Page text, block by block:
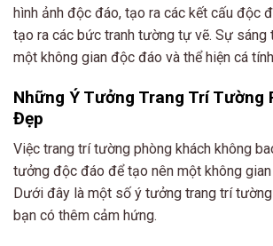
hình ảnh độc đáo, tạo ra các kết cấu độc
tạo ra các bức tranh tường tự vẽ. Sự sáng
một không gian độc đáo và thể hiện cá
Những Ý Tưởng Trang Trí Tường
Đẹp
Việc trang trí tường phòng khách không
tưởng độc đáo để tạo nên một không
Dưới đây là một số ý tưởng trang trí
bạn có thêm cảm hứng.